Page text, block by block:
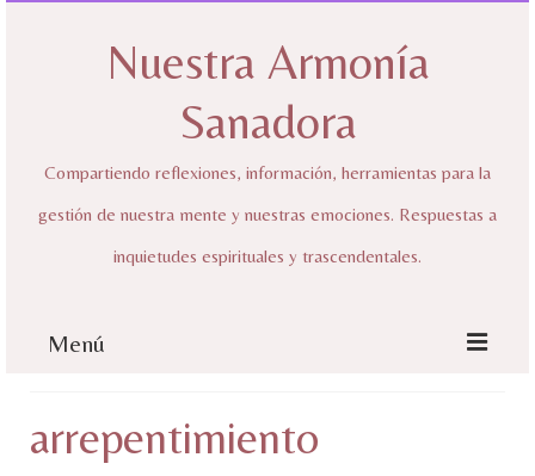
Nuestra Armonía
Sanadora
Compartiendo reflexiones, información, herramientas para la
gestión de nuestra mente y nuestras emociones. Respuestas a
inquietudes espirituales y trascendentales.
Menú
Sobre mí
arrepentimiento